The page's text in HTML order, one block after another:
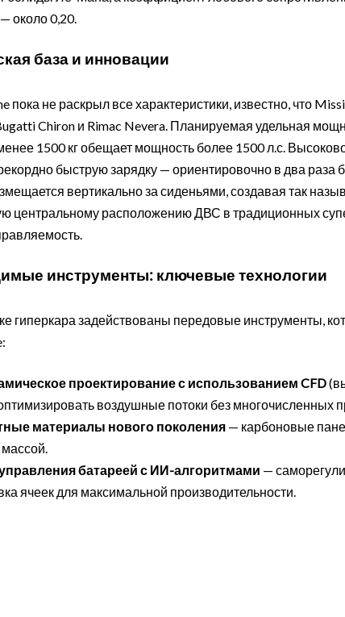
около 0,20.
база и инновации
пока не раскрыл все характеристики, известно, что
Chiron и Rimac Nevera. Планируемая удельная
1500 кг обещает мощность более 1500 л.с.
быструю зарядку — ориентировочно в два раза
вертикально за сиденьями, создавая так
центральному расположению ДВС в традиционных
инструменты: ключевые технологии
гиперкара задействованы передовые инструменты,
проектирование с использованием CFD
воздушные потоки без многочисленных
материалы нового поколения — карбоновые
батареей с ИИ-алгоритмами —
ячеек для максимальной производительности.